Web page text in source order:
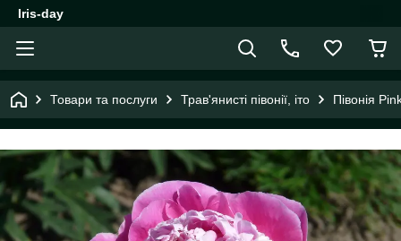
Iris-day
Товари та послуги Трав'янисті півонії, іто Півонія